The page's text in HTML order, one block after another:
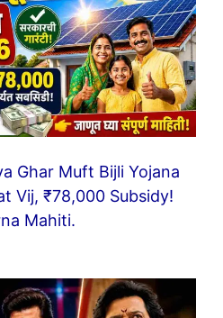
Ghar Muft Bijli Yojana
Vij, ₹78,000 Subsidy!
Mahiti.